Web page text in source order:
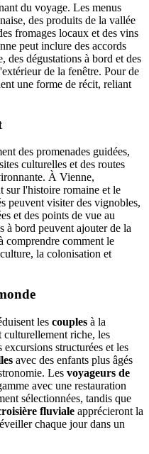
du voyage. Les menus
des produits de la vallée
fromages locaux et des vins
peut inclure des accords
des dégustations à bord et des
de la fenêtre. Pour de
une forme de récit, reliant
des promenades guidées,
culturelles et des routes
À Vienne,
sur l'histoire romaine et le
peuvent visiter des vignobles,
et des points de vue au
à bord peuvent ajouter de la
comprendre comment le
la colonisation et
les couples à la
culturellement riche, les
excursions structurées et les
avec des enfants plus âgés
Les voyageurs de
avec une restauration
sélectionnées, tandis que
fluviale apprécieront la
chaque jour dans un